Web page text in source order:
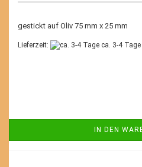
gestickt auf Oliv 75 mm x 25 mm
Lieferzeit: ca. 3-4 Tage
IN DEN